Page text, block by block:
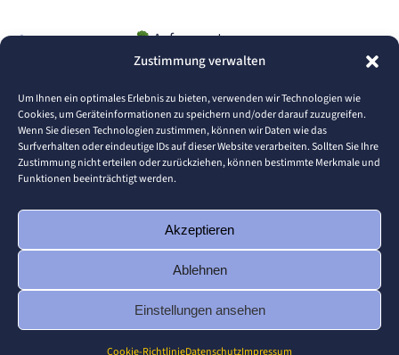
Zustimmung verwalten
Um Ihnen ein optimales Erlebnis zu bieten, verwenden wir Technologien wie
Cookies, um Geräteinformationen zu speichern und/oder darauf zuzugreifen.
Wenn Sie diesen Technologien zustimmen, können wir Daten wie das
Surfverhalten oder eindeutige IDs auf dieser Website verarbeiten. Sollten Sie Ihre
Zustimmung nicht erteilen oder zurückziehen, können bestimmte Merkmale und
Funktionen beeinträchtigt werden.
Akzeptieren
Ablehnen
Einstellungen ansehen
Cookie-RichtlinieDatenschutzImpressum
Aufgepasst,
Lebensmittelproduzenten! Bereit,
smarter aufzustellen?
16. Juni 2025
Was ist die RISE Academy für
1. Juni 2025